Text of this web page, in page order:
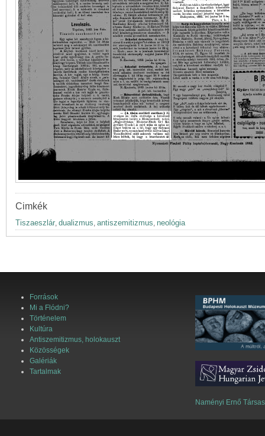
Cimkék
Tiszaeszlár, dualizmus, antiszemitizmus, neológia
Források
Mi a Flódni?
Történelem
Kultúra
Antiszemitizmus, holokauszt
Közösségek
Galériák
Tartalmak
Naményi Ernő